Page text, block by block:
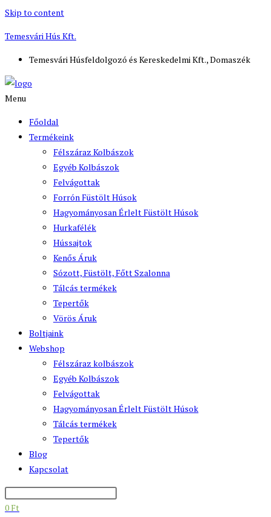
Skip to content
Temesvári Hús Kft.
Temesvári Húsfeldolgozó és Kereskedelmi Kft., Domaszék
Menu
Főoldal
Termékeink
Félszáraz Kolbászok
Egyéb Kolbászok
Felvágottak
Forrón Füstölt Húsok
Hagyományosan Érlelt Füstölt Húsok
Hurkafélék
Hússajtok
Kenős Áruk
Sózott, Füstölt, Főtt Szalonna
Tálcás termékek
Tepertők
Vörös Áruk
Boltjaink
Webshop
Félszáraz kolbászok
Egyéb Kolbászok
Felvágottak
Hagyományosan Érlelt Füstölt Húsok
Tálcás termékek
Tepertők
Blog
Kapcsolat
0 Ft